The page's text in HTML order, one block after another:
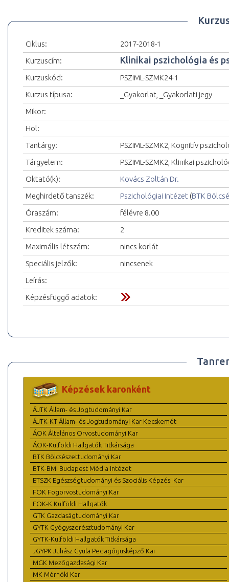
Ciklus:
2017-2018-1
Kurzuscím:
Klinikai pszichológia és
Kurzuskód:
PSZIML-SZMK24-1
Kurzus típusa:
_Gyakorlat, _Gyakorlati jegy
Mikor:
Hol:
Tantárgy:
PSZIML-SZMK2, Kognitív
Tárgyelem:
PSZIML-SZMK2, Klinikai
Oktató(k):
Kovács Zoltán Dr.
Meghirdető tanszék:
Pszichológiai Intézet (BTK
Óraszám:
félévre 8.00
Kreditek száma:
2
Maximális létszám:
nincs korlát
Speciális jelzők:
nincsenek
Leírás:
Képzésfüggő adatok:
Képzések karonként
ÁJTK Állam- és Jogtudományi Kar
ÁJTK-KT Állam- és Jogtudományi Kar Kecskemét
ÁOK Általános Orvostudományi Kar
ÁOK-Külföldi Hallgatók Titkársága
BTK Bölcsészettudományi Kar
BTK-BMI Budapest Média Intézet
ETSZK Egészségtudományi és Szociális Képzési Kar
FOK Fogorvostudományi Kar
FOK-K Külföldi Hallgatók
GTK Gazdaságtudományi Kar
GYTK Gyógyszerésztudományi Kar
GYTK-Külföldi Hallgatók Titkársága
JGYPK Juhász Gyula Pedagógusképző Kar
MGK Mezőgazdasági Kar
MK Mérnöki Kar